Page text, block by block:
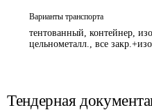
Варианты транспорта
тентованный, контейнер,
цельнометалл., все
Тендерная